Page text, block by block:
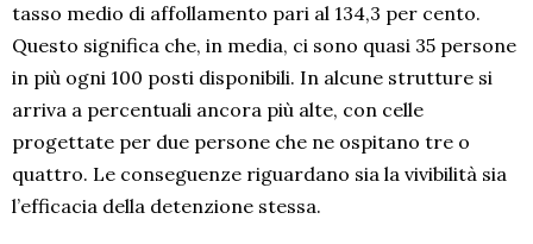
tasso medio di affollamento pari al 134,3 per cento.
Questo significa che, in media, ci sono quasi 35 persone
in più ogni 100 posti disponibili. In alcune strutture si
arriva a percentuali ancora più alte, con celle
progettate per due persone che ne ospitano tre o
quattro. Le conseguenze riguardano sia la vivibilità sia
l’efficacia della detenzione stessa.